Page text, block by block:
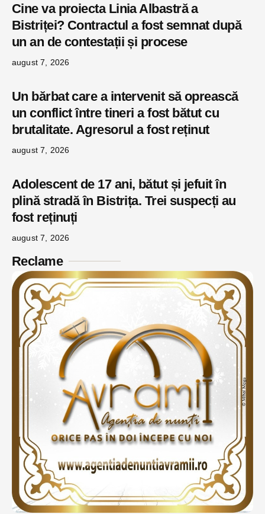
Cine va proiecta Linia Albastră a
Bistriței? Contractul a fost semnat după
un an de contestații și procese
august 7, 2026
Un bărbat care a intervenit să oprească
un conflict între tineri a fost bătut cu
brutalitate. Agresorul a fost reținut
august 7, 2026
Adolescent de 17 ani, bătut și jefuit în
plină stradă în Bistrița. Trei suspecți au
fost reținuți
august 7, 2026
Reclame